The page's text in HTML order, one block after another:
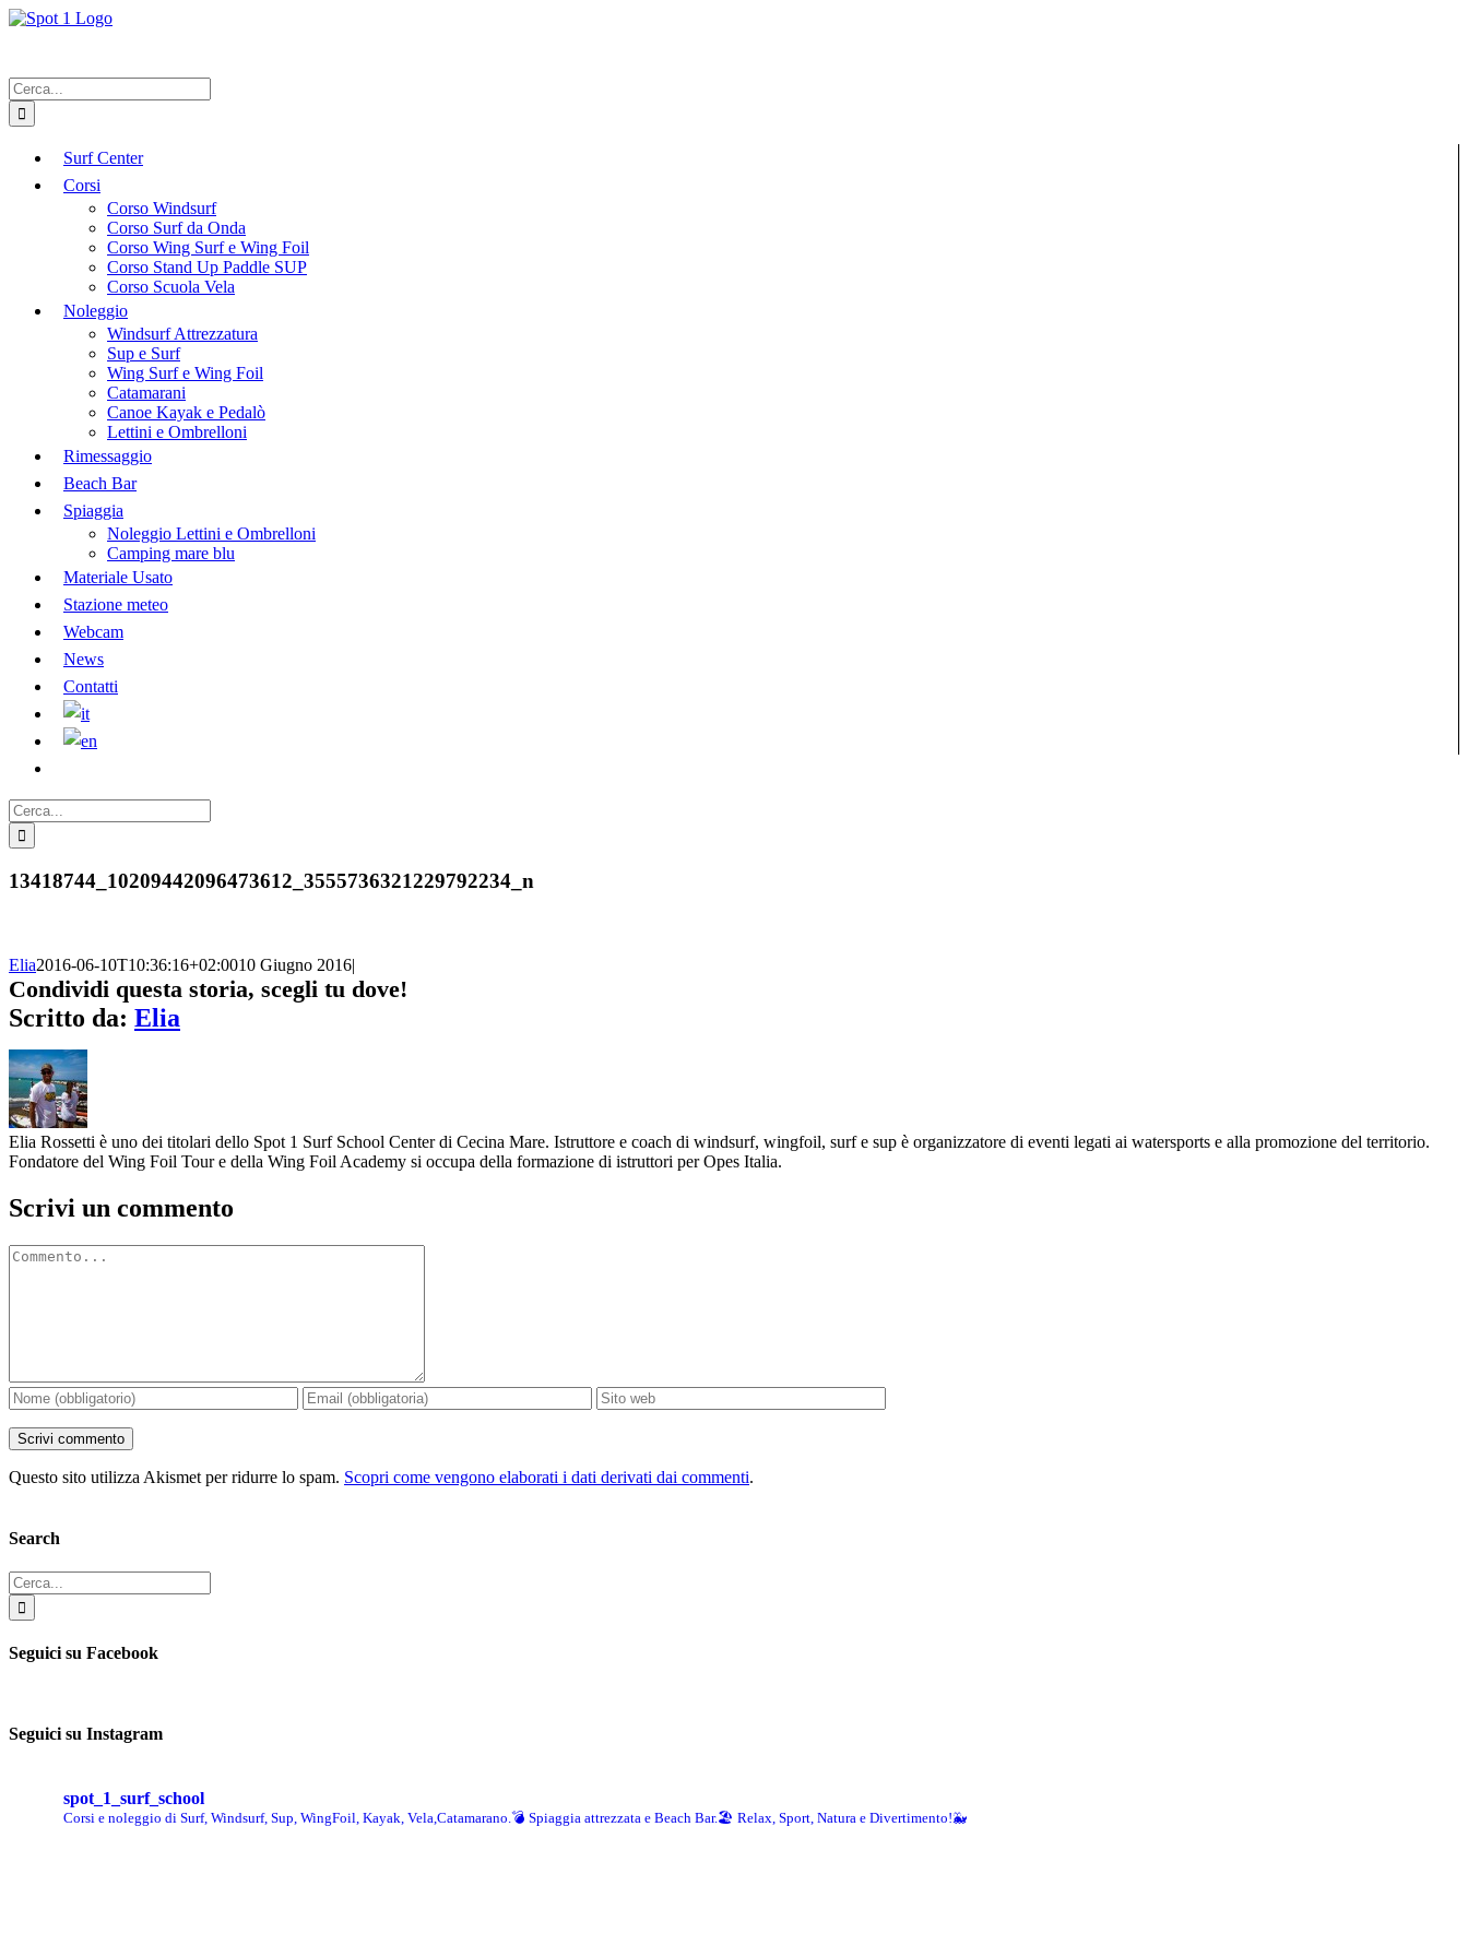
Salta
Cerca
per:
Surf Center
Corsi
Corso Windsurf
Corso Surf da Onda
Corso Wing Surf e Wing Foil
Corso Stand Up Paddle SUP
Corso Scuola Vela
Noleggio
Windsurf Attrezzatura
Sup e Surf
Wing Surf e Wing Foil
Catamarani
Canoe Kayak e Pedalò
Lettini e Ombrelloni
Rimessaggio
Beach Bar
Spiaggia
Noleggio Lettini e Ombrelloni
Camping mare blu
Materiale Usato
Stazione meteo
Webcam
News
Contatti
Cerca
per:
13418744_10209442096473612_3555736321229792234_n
Elia2016-06-10T10:36:16+02:0010 Giugno 2016|
Condividi questa storia, scegli tu dove!
Facebook
Twitter
Reddit
LinkedIn
WhatsApp
Tumblr
Pinterest
Vk
Xing
Email
Scritto da: Elia
Elia Rossetti è uno dei titolari dello Spot 1 Surf School Center di Cecina Mare. Istruttore e coach di windsurf, wingfoil, surf e sup è organizzatore di eventi legati ai watersports e alla promozione del territorio.
Fondatore del Wing Foil Tour e della Wing Foil Academy si occupa della formazione di istruttori per Opes Italia.
Scrivi un commento
Commento
Questo sito utilizza Akismet per ridurre lo spam. Scopri come vengono elaborati i dati derivati dai commenti.
Search
Cerca
per:
Seguici su Facebook
Seguici su Instagram
spot_1_surf_school
Corsi e noleggio di Surf, Windsurf, Sup, WingFoil, Kayak, Vela,Catamarano.💣 Spiaggia attrezzata e Beach Bar.🏖️ Relax, Sport, Natura e Divertimento!🐳